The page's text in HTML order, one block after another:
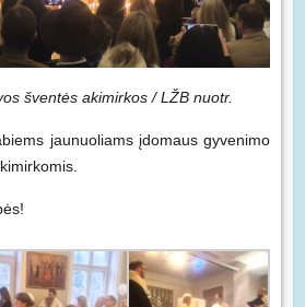
šventės akimirkos / LŽB nuotr.
jaunuoliams įdomaus gyvenimo